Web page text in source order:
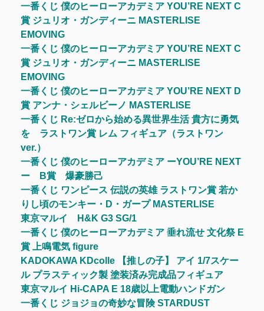
一番くじ 僕のヒーローアカデミア YOU’RE NEXT C
賞 ジュリオ・ガンディーニ MASTERLISE
EMOVING
一番くじ 僕のヒーローアカデミア YOU’RE NEXT C
賞 ジュリオ・ガンディーニ MASTERLISE
EMOVING
一番くじ 僕のヒーローアカデミア YOU’RE NEXT D
賞 アンナ・シェルビーノ MASTERLISE
一番くじ Re:ゼロから始める異世界生活 貴方に勇気
を ラストワン賞 レム フィギュア（ラストワン
ver.）
一番くじ 僕のヒーローアカデミア ーYOU’RE NEXT
ー B賞 爆豪勝己
一番くじ ワンピース 伝説の英雄 ラストワン賞 若か
りし頃のモンキー・D・ガープ MASTERLISE
東京マルイ H&K G3 SG/1
一番くじ 僕のヒーローアカデミア 垂れ流せ 文化祭 E
賞 上鳴電気 figure
KADOKAWA KDcolle 【推しの子】 アイ 1/7スケー
ル プラスティック製 塗装済み完成品フィギュア
東京マルイ Hi-CAPA E 18歳以上電動ハンドガン
一番くじ ジョジョの奇妙な冒険 STARDUST